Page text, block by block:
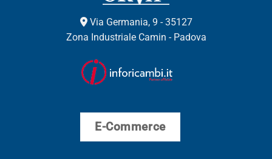
Via Germania, 9 - 35127
Zona Industriale Camin - Padova
E-Commerce